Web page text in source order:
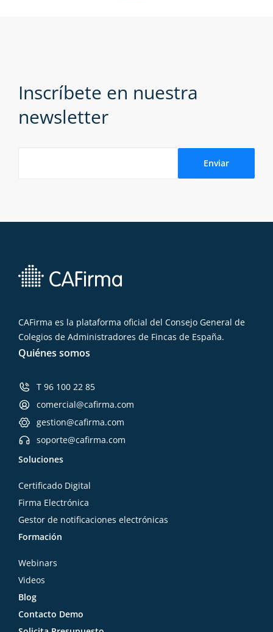
Inscríbete en nuestra
newsletter
CAFirma es la plataforma oficial del Consejo General de
Colegios de Administradores de Fincas de España.
Quiénes somos
T 96 100 22 85
comercial@cafirma.com
gestion@cafirma.com
soporte@cafirma.com
Soluciones
Certificado Digital
Firma Electrónica
Gestor de notificaciones electrónicas
Formación
Webinars
Videos
Blog
Contacto Demo